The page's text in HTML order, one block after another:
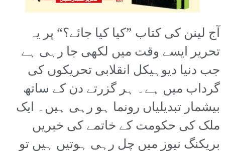
آج لینن کی کتاب ”کیا کیا جائے؟“ پر یہ
تحریر ایسے وقت میں لکھی جا رہی ہے
جب دنیا دیوہیکل انقلابی تحریکوں کی
گرداب میں ہے۔ ہر گزرتے دن کے ساتھ
بیشمار تبدیلیاں رونما ہو رہی ہیں۔ ایک
ملک کی حکومت کے خاتمے کی خبریں
بریکنگ نیوز میں چل رہی ہوتیں ہیں تو